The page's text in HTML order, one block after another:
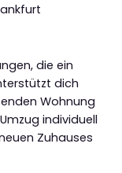
die ein
dich
Wohnung
individuell
Zuhauses